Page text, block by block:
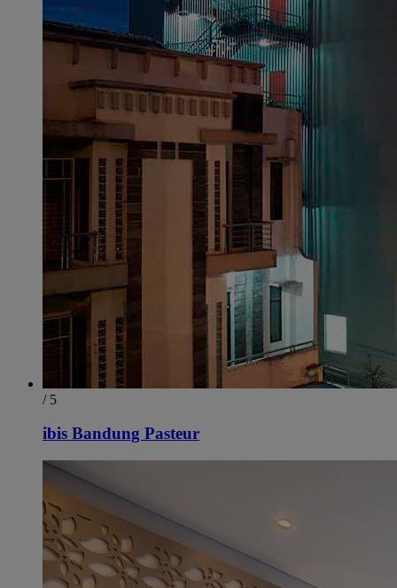
/ 5
ibis Bandung Pasteur